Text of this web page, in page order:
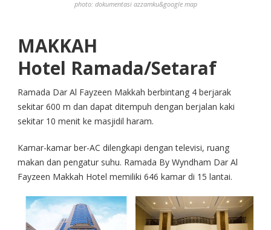
photo: dokumentasi azzamku&google map
MAKKAH
Hotel Ramada/Setaraf
Ramada Dar Al Fayzeen Makkah berbintang 4 berjarak
sekitar 600 m dan dapat ditempuh dengan berjalan kaki
sekitar 10 menit ke masjidil haram.
Kamar-kamar ber-AC dilengkapi dengan televisi, ruang
makan dan pengatur suhu. Ramada By Wyndham Dar Al
Fayzeen Makkah Hotel memiliki 646 kamar di 15 lantai.